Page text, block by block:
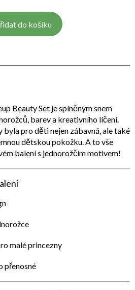
do košíku
Beauty Set je splněným snem
barev a kreativního líčení.
byla pro děti nejen zábavná, ale také
dětskou pokožku. A to vše
balení s jednorožčím motivem!
malé princezny
přenosné